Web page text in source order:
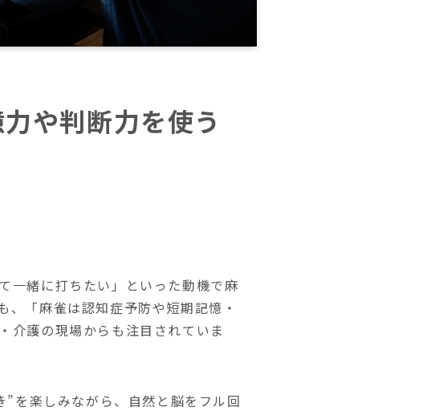
や判断力を使う
一緒に打ちたい」といった動機で麻
「麻雀は認知症予防や短期記憶・
介護の現場からも注目されていま
を楽しみながら、自然と脳をフル回